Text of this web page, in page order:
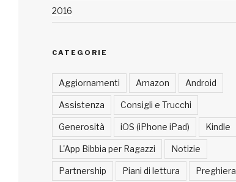
2016
CATEGORIE
Aggiornamenti Amazon Android
Assistenza Consigli e Trucchi
Generosità iOS (iPhone iPad) Kindle
L'App Bibbia per Ragazzi Notizie
Partnership Piani di lettura Preghiera